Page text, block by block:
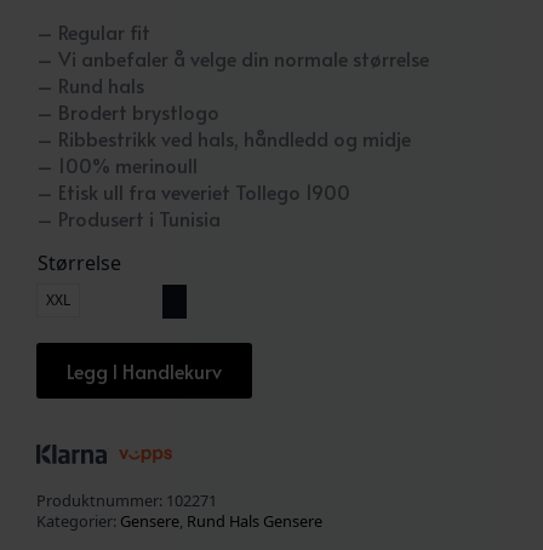
– Regular fit
– Vi anbefaler å velge din normale størrelse
– Rund hals
– Brodert brystlogo
– Ribbestrikk ved hals, håndledd og midje
– 100% merinoull
– Etisk ull fra veveriet Tollego 1900
– Produsert i Tunisia
Størrelse
XXL
Legg I Handlekurv
Produktnummer: 102271
Kategorier: Gensere, Rund Hals Gensere